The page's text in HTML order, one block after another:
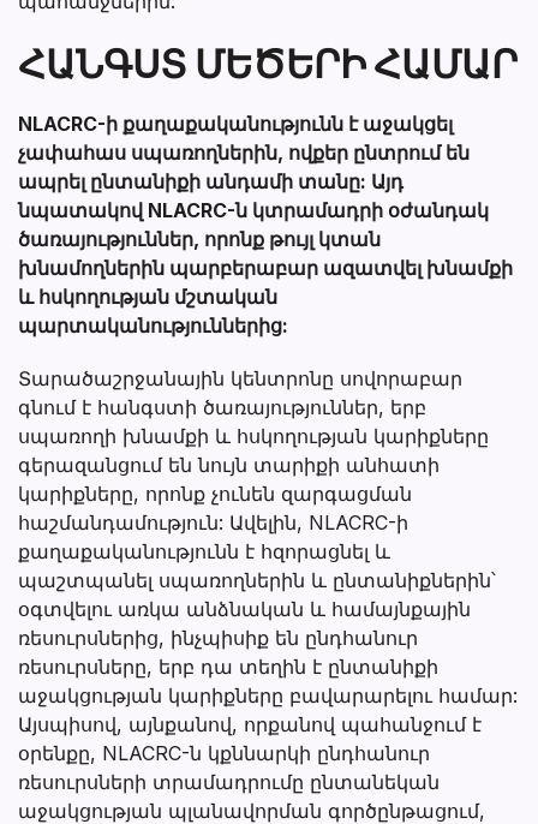
ՀԱՆԳՍՏ ՄԵԾԵՐԻ ՀԱՄԱՐ
NLACRC-ի քաղաքականությունն է աջակցել
չափահաս սպառողներին, ովքեր ընտրում են
ապրել ընտանիքի անդամի տանը: Այդ
նպատակով NLACRC-ն կտրամադրի օժանդակ
ծառայություններ, որոնք թույլ կտան
խնամողներին պարբերաբար ազատվել խնամքի
և հսկողության մշտական
պարտականություններից:
Տարածաշրջանային կենտրոնը սովորաբար
գնում է հանգստի ծառայություններ, երբ
սպառողի խնամքի և հսկողության կարիքները
գերազանցում են նույն տարիքի անհատի
կարիքները, որոնք չունեն զարգացման
հաշմանդամություն: Ավելին, NLACRC-ի
քաղաքականությունն է հզորացնել և
պաշտպանել սպառողներին և ընտանիքներին՝
օգտվելու առկա անձնական և համայնքային
ռեսուրսներից, ինչպիսիք են ընդհանուր
ռեսուրսները, երբ դա տեղին է ընտանիքի
աջակցության կարիքները բավարարելու համար:
Այսպիսով, այնքանով, որքանով պահանջում է
օրենքը, NLACRC-ն կքննարկի ընդհանուր
ռեսուրսների տրամադրումը ընտանեկան
աջակցության պլանավորման գործընթացում,